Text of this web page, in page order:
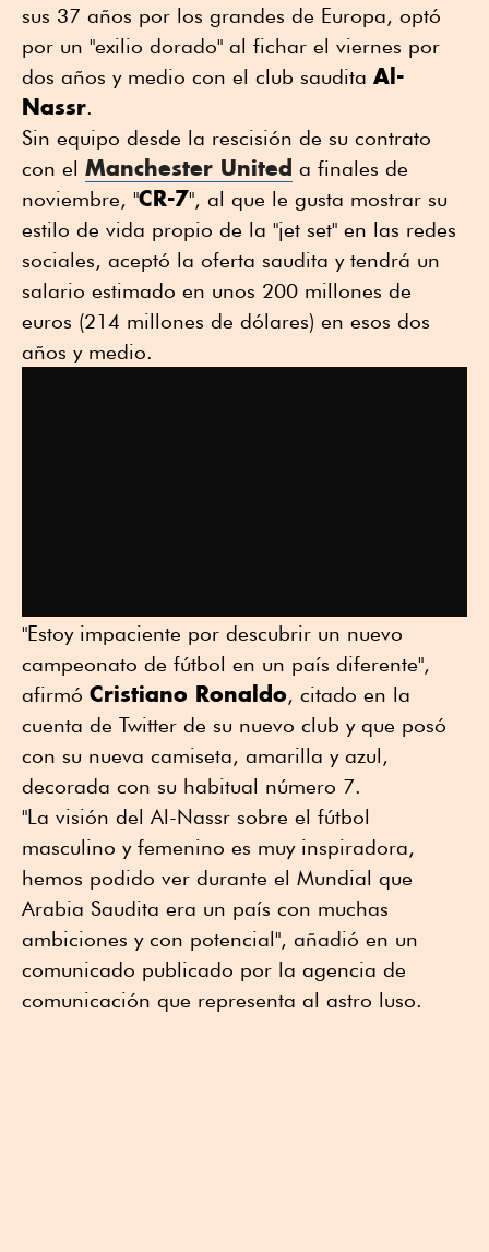
sus 37 años por los grandes de Europa, optó
por un "exilio dorado" al fichar el viernes por
dos años y medio con el club saudita Al-
Nassr.
Sin equipo desde la rescisión de su contrato
con el Manchester United a finales de
noviembre, "CR-7", al que le gusta mostrar su
estilo de vida propio de la "jet set" en las redes
sociales, aceptó la oferta saudita y tendrá un
salario estimado en unos 200 millones de
euros (214 millones de dólares) en esos dos
años y medio.
"Estoy impaciente por descubrir un nuevo
campeonato de fútbol en un país diferente",
afirmó Cristiano Ronaldo, citado en la
cuenta de Twitter de su nuevo club y que posó
con su nueva camiseta, amarilla y azul,
decorada con su habitual número 7.
"La visión del Al-Nassr sobre el fútbol
masculino y femenino es muy inspiradora,
hemos podido ver durante el Mundial que
Arabia Saudita era un país con muchas
ambiciones y con potencial", añadió en un
comunicado publicado por la agencia de
comunicación que representa al astro luso.